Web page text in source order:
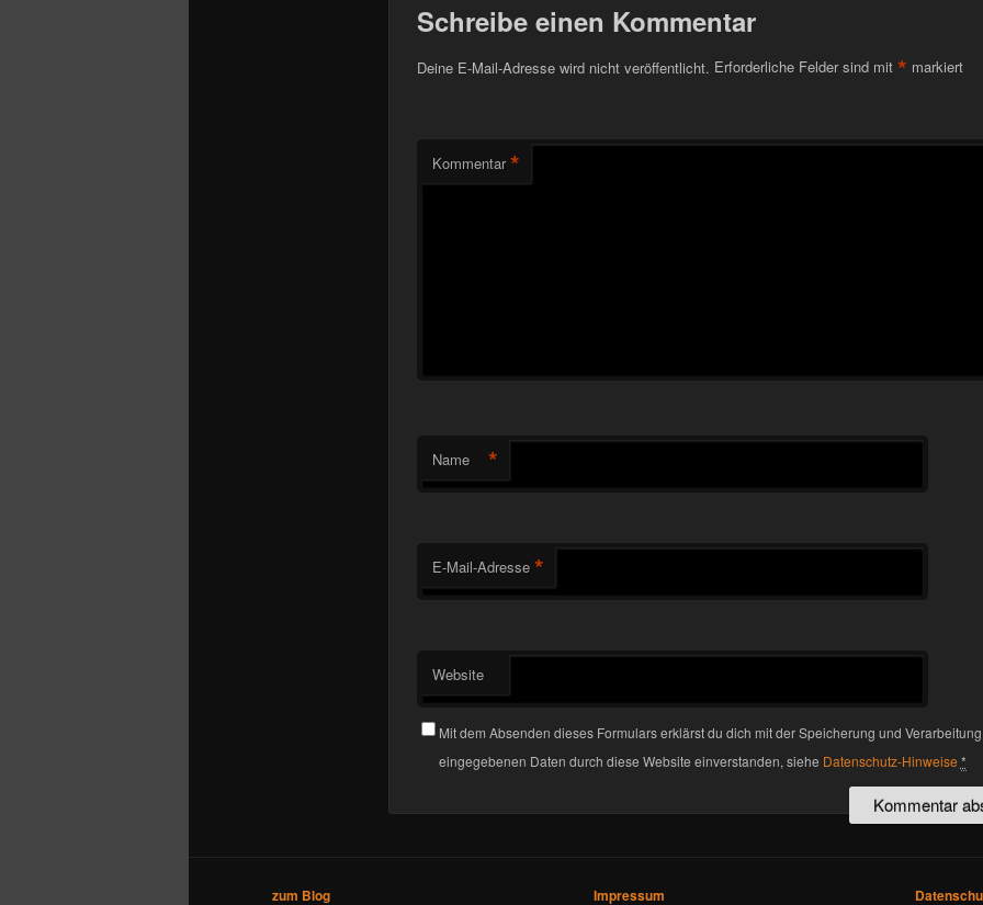
Schreibe einen Kommentar
Deine E-Mail-Adresse wird nicht veröffentlicht. Erforderliche Felder sind mit * markiert
Kommentar *
Name *
E-Mail-Adresse *
Website
Mit dem Absenden dieses Formulars erklärst du dich mit der Speicherung und
eingegebenen Daten durch diese Website einverstanden, siehe Datenschutz-Hinweise *
zum Blog Impressum